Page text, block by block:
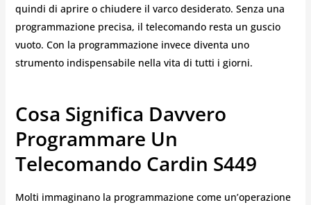
quindi di aprire o chiudere il varco desiderato. Senza una
programmazione precisa, il telecomando resta un guscio
vuoto. Con la programmazione invece diventa uno
strumento indispensabile nella vita di tutti i giorni.
Cosa Significa Davvero
Programmare Un
Telecomando Cardin S449
Molti immaginano la programmazione come un’operazione